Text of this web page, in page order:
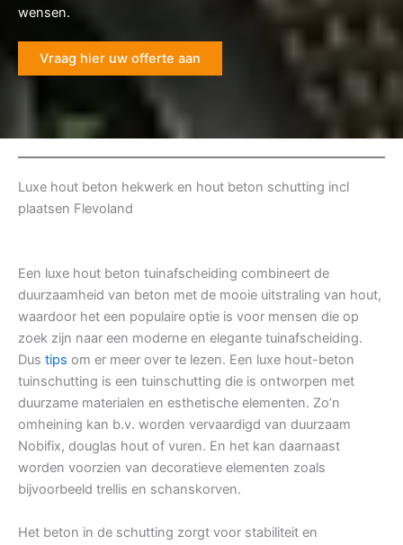
wensen.
Vraag hier uw offerte aan
Luxe hout beton hekwerk en hout beton schutting incl
plaatsen Flevoland
Een luxe hout beton tuinafscheiding combineert de
duurzaamheid van beton met de mooie uitstraling van hout,
waardoor het een populaire optie is voor mensen die op
zoek zijn naar een moderne en elegante tuinafscheiding.
Dus tips om er meer over te lezen. Een luxe hout-beton
tuinschutting is een tuinschutting die is ontworpen met
duurzame materialen en esthetische elementen. Zo’n
omheining kan b.v. worden vervaardigd van duurzaam
Nobifix, douglas hout of vuren. En het kan daarnaast
worden voorzien van decoratieve elementen zoals
bijvoorbeeld trellis en schanskorven.
Het beton in de schutting zorgt voor stabiliteit en